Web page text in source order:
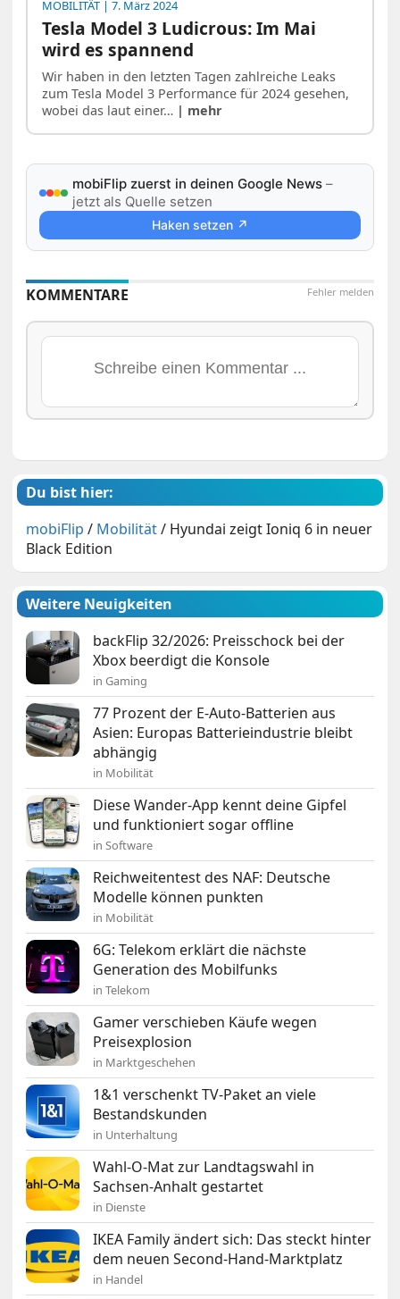
MOBILITÄT | 7. März 2024
Tesla Model 3 Ludicrous: Im Mai
wird es spannend
Wir haben in den letzten Tagen zahlreiche Leaks
zum Tesla Model 3 Performance für 2024 gesehen,
wobei das laut einer… | mehr
mobiFlip zuerst in deinen Google News –
jetzt als Quelle setzen
Haken setzen ↗
Fehler melden
KOMMENTARE
Du bist hier:
mobiFlip / Mobilität/ Hyundai zeigt Ioniq 6 in neuer
Black Edition
Weitere Neuigkeiten
backFlip 32/2026: Preisschock bei der
Xbox beerdigt die Konsole
in Gaming
77 Prozent der E-Auto-Batterien aus
Asien: Europas Batterieindustrie bleibt
abhängig
in Mobilität
Diese Wander-App kennt deine Gipfel
und funktioniert sogar offline
in Software
Reichweitentest des NAF: Deutsche
Modelle können punkten
in Mobilität
6G: Telekom erklärt die nächste
Generation des Mobilfunks
in Telekom
Gamer verschieben Käufe wegen
Preisexplosion
in Marktgeschehen
1&1 verschenkt TV-Paket an viele
Bestandskunden
in Unterhaltung
Wahl-O-Mat zur Landtagswahl in
Sachsen-Anhalt gestartet
in Dienste
IKEA Family ändert sich: Das steckt hinter
dem neuen Second-Hand-Marktplatz
in Handel